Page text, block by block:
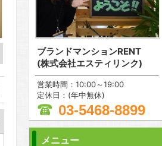
ブランドマンションRENT
(株式会社エスティリンク)
営業時間：10:00～19:00
定休日：(年中無休)
03-5468-8899
メニュー